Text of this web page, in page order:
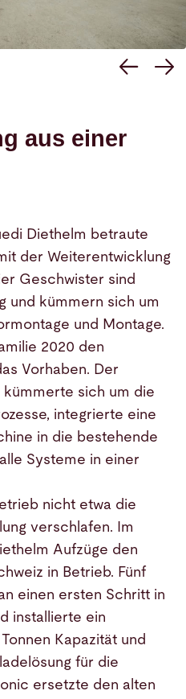
aus einer
Diethelm betraute
der Weiterentwicklung
Geschwister sind
und kümmern sich um
und Montage.
2020 den
Vorhaben. Der
sich um die
integrierte eine
in die bestehende
Systeme in einer
nicht etwa die
verschlafen. Im
Aufzüge den
in Betrieb. Fünf
einen ersten Schritt in
installierte ein
Kapazität und
für die
ersetzte den alten